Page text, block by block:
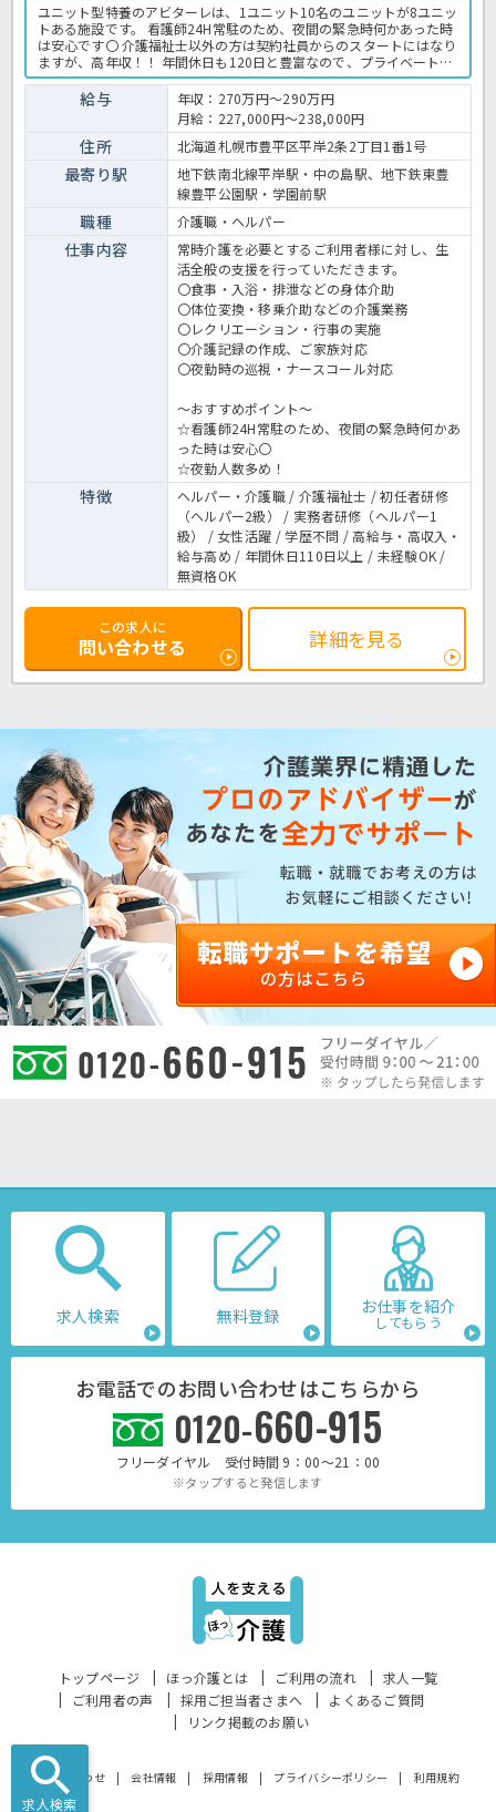
ユニット型特養のアビターレは、1ユニット10名のユニットが8ユニッ
トある施設です。 看護師24H常駐のため、夜間の緊急時何かあった時
は安心です〇 介護福祉士以外の方は契約社員からのスタートにはなり
ますが、高年収！！ 年間休日も120日と豊富なので、プライベートも
充実しますよ。 男性職員も多めで20～50代まで幅広くいますので、
どの世代の方も気兼ねなくお申し込み下さい。 ＜介護職 契約社員
特別養護老人ホーム・ユニット型特養の求人＞
給与
年収：270万円～290万円
月給：227,000円～238,000円
住所 北海道札幌市豊平区平岸2条2丁目1番1号
最寄り駅
地下鉄南北線平岸駅・中の島駅、地下鉄東豊
線豊平公園駅・学園前駅
職種 介護職・ヘルパー
仕事内容
常時介護を必要とするご利用者様に対し、生
活全般の支援を行っていただきます。
〇食事・入浴・排泄などの身体介助
〇体位変換・移乗介助などの介護業務
〇レクリエーション・行事の実施
〇介護記録の作成、ご家族対応
〇夜勤時の巡視・ナースコール対応
～おすすめポイント～
☆看護師24H常駐のため、夜間の緊急時何かあ
った時は安心〇
☆夜勤人数多め！
特徴
ヘルパー・介護職 / 介護福祉士 / 初任者研修
（ヘルパー2級） / 実務者研修（ヘルパー1
級） / 女性活躍 / 学歴不問 / 高給与・高収入・
給与高め / 年間休日110日以上 / 未経験OK /
無資格OK
この求人に
問い合わせる 詳細を見る
求人検索
求人検索 無料登録 お仕事を紹介
してもらう
お電話でのお問い合わせはこちらから
0120-660-915
フリーダイヤル 受付時間 9：00～21：00
※タップすると発信します
トップページ ほっ介護とは ご利用の流れ
求人一覧
ご利用者の声
採用ご担当者さまへ
よくあるご質問
リンク掲載のお願い
お問い合わせ 会社情報 採用情報 プライバシーポリシー 利用規約